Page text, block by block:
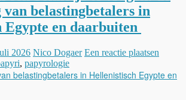
van belastingbetalers in
Egypte en daarbuiten
2026 Nico Dogaer Een reactie plaatsen
, papyrologie